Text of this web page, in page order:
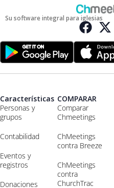
Su software integral para iglesias
Características
Personas y
grupos
Contabilidad
Eventos y
registros
Donaciones
COMPARAR
Comparar
Chmeetings
ChMeetings
contra Breeze
ChMeetings
contra
ChurchTrac